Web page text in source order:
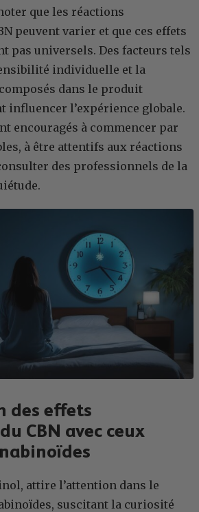
que les réactions
peuvent varier et que ces effets
pas universels. Des facteurs tels
individuelle et la
dans le produit
influencer l’expérience globale.
encouragés à commencer par
à être attentifs aux réactions
des professionnels de la
des effets
CBN avec ceux
attire l’attention dans le
suscitant la curiosité